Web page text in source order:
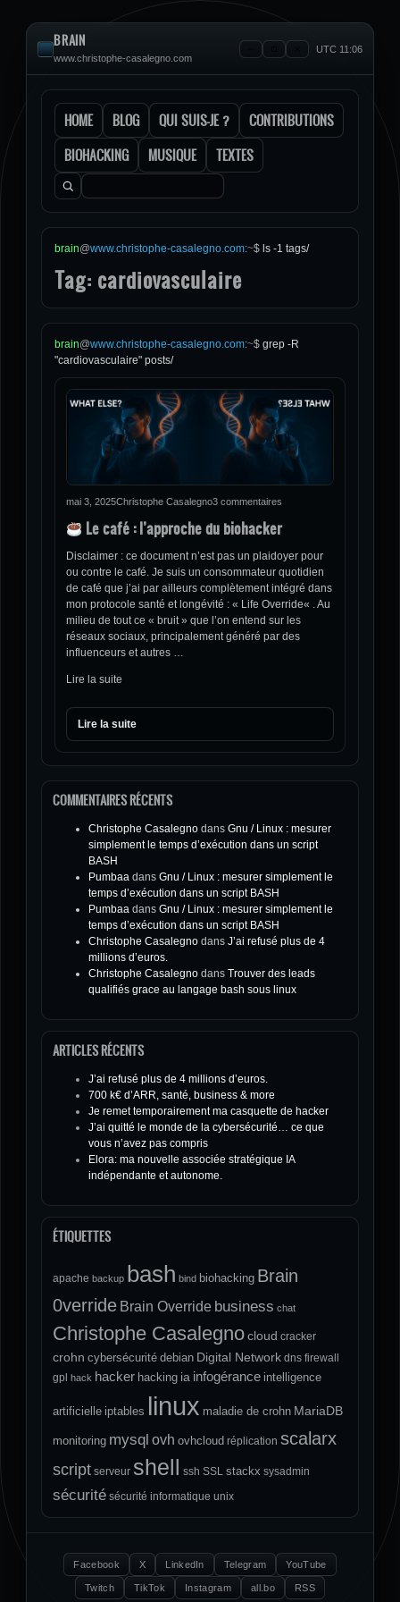
BRAIN
www.christophe-casalegno.com
UTC 11:06
HOME BLOG QUI SUIS-JE ?
CONTRIBUTIONS
BIOHACKING
MUSIQUE TEXTES
Rechercher :
brain@www.christophe-casalegno.com:~$ ls -1 tags/
Tag: cardiovasculaire
brain@www.christophe-casalegno.com:~$ grep -R
"cardiovasculaire" posts/
mai 3, 2025Christophe Casalegno3 commentaires
Le café : l’approche du biohacker
Disclaimer : ce document n’est pas un plaidoyer pour
ou contre le café. Je suis un consommateur quotidien
de café que j’ai par ailleurs complètement intégré dans
mon protocole santé et longévité : « Life Override« . Au
milieu de tout ce « bruit » que l’on entend sur les
réseaux sociaux, principalement généré par des
influenceurs et autres …
Lire la suite
Lire la suite
COMMENTAIRES RÉCENTS
Christophe Casalegno dans Gnu / Linux : mesurer
simplement le temps d’exécution dans un script
BASH
Pumbaa dans Gnu / Linux : mesurer simplement le
temps d’exécution dans un script BASH
Pumbaa dans Gnu / Linux : mesurer simplement le
temps d’exécution dans un script BASH
Christophe Casalegno dans J’ai refusé plus de 4
millions d’euros.
Christophe Casalegno dans Trouver des leads
qualifiés grace au langage bash sous linux
ARTICLES RÉCENTS
J’ai refusé plus de 4 millions d’euros.
700 k€ d’ARR, santé, business & more
Je remet temporairement ma casquette de hacker
J’ai quitté le monde de la cybersécurité… ce que
vous n’avez pas compris
Elora: ma nouvelle associée stratégique IA
indépendante et autonome.
ÉTIQUETTES
apache backup bash bind biohacking Brain
0verride Brain Override business chat
Christophe Casalegnocloud cracker
crohn cybersécurité debian Digital Network dns firewall
gpl
hack hacker hacking ia infogérance intelligence
artificielle iptables linux maladie de crohn MariaDB
monitoring mysql ovh ovhcloud réplication scalarx
script serveur shell ssh SSL stackx sysadmin
sécurité sécurité informatique unix
Facebook X LinkedIn Telegram YouTube
Twitch TikTok Instagram all.bo
RSS